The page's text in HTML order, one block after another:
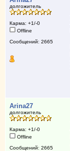
долгожитель
Карма: +1/-0
Offline
Сообщений: 2665
Arina27
долгожитель
Карма: +1/-0
Offline
Сообщений: 2665